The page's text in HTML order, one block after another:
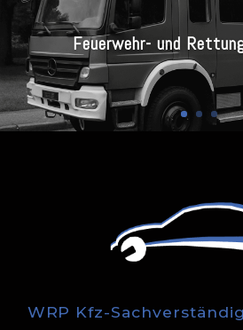
Feuerwehr- und
WRP Kfz-